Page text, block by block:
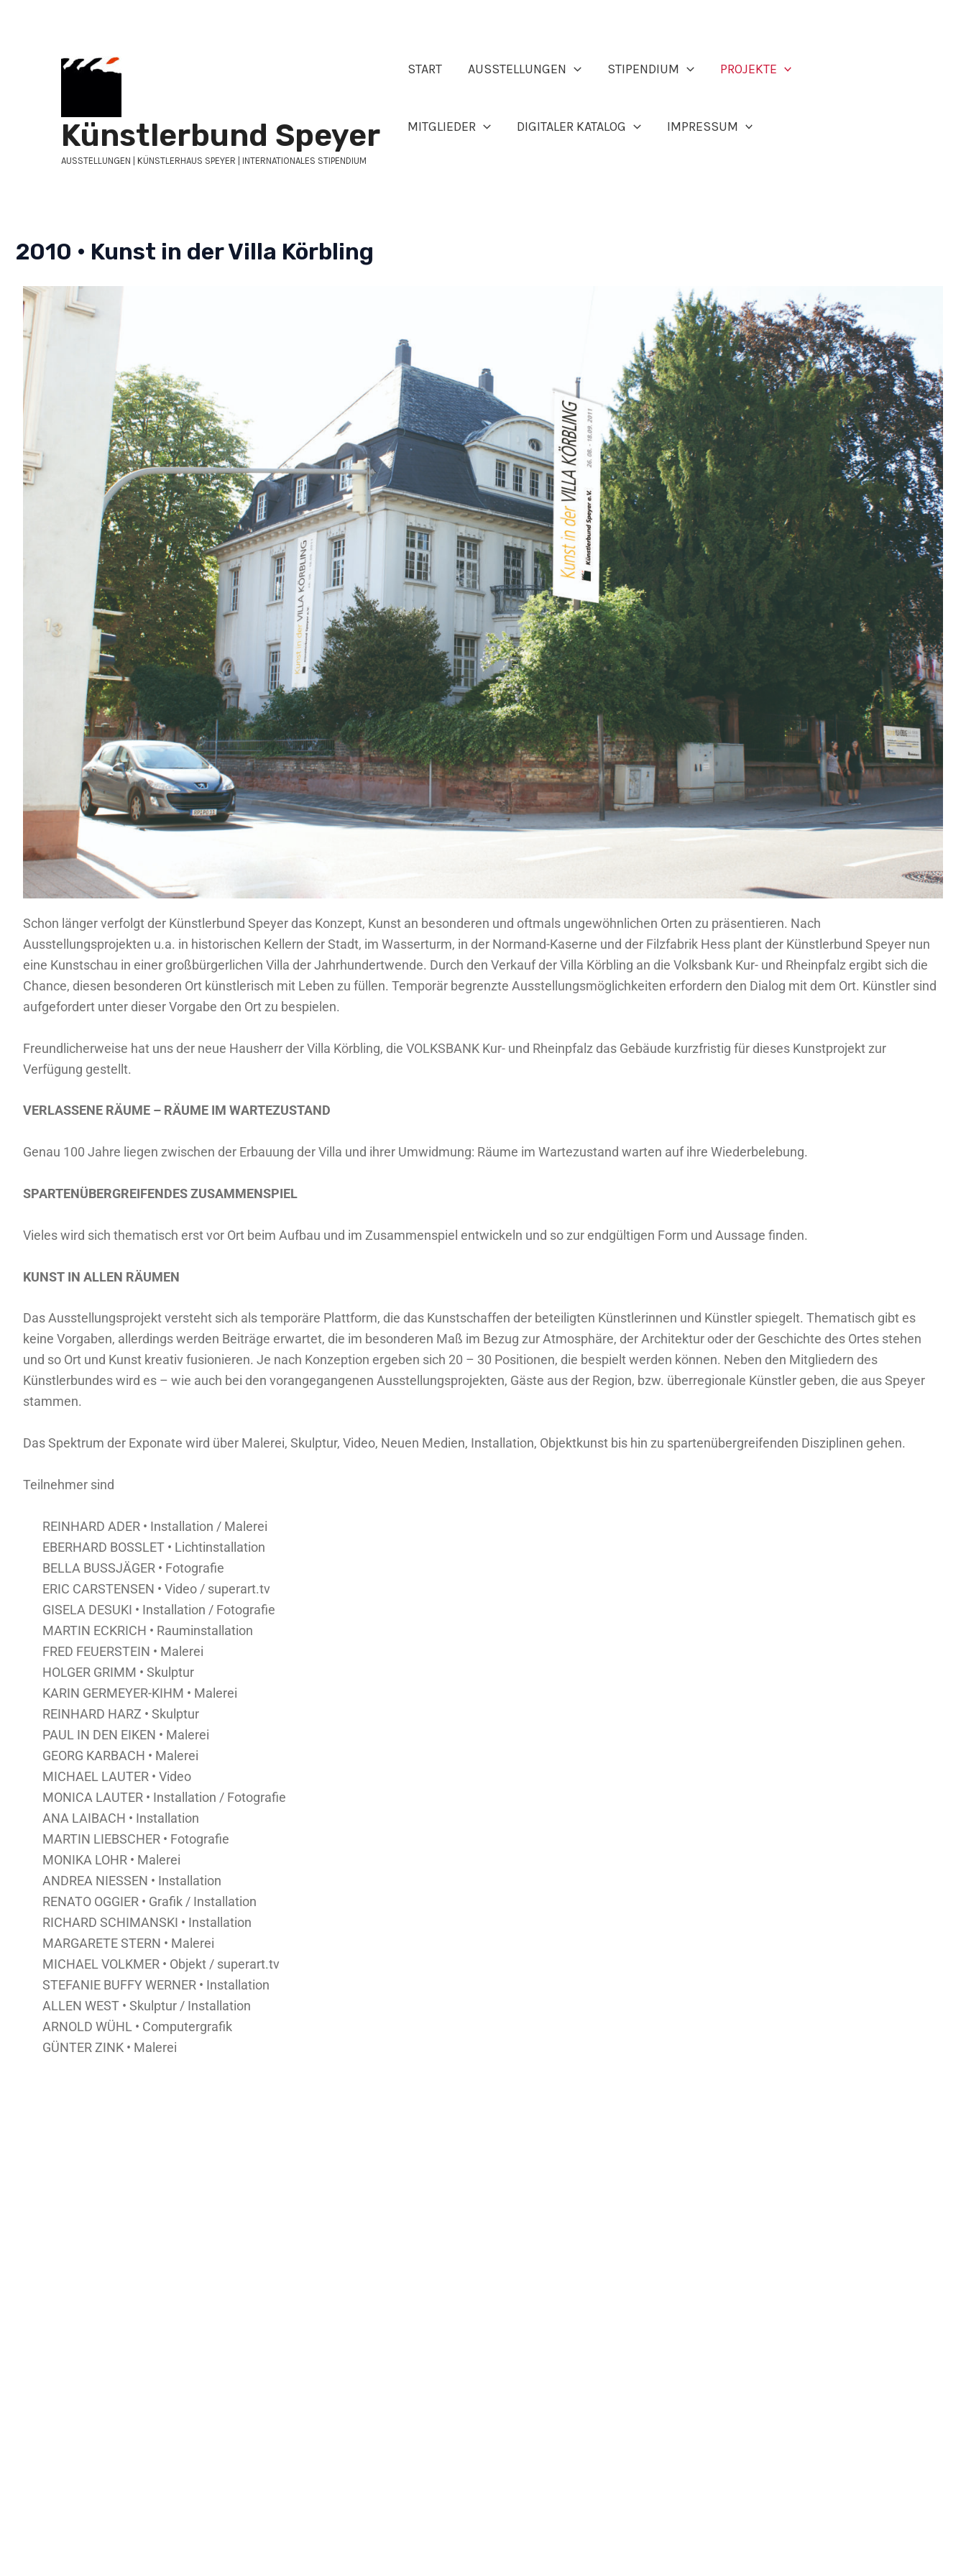
Künstlerbund Speyer
AUSSTELLUNGEN | KÜNSTLERHAUS SPEYER | INTERNATIONALES STIPENDIUM
START AUSSTELLUNGEN STIPENDIUM PROJEKTE
MITGLIEDER DIGITALER KATALOG IMPRESSUM
2010 • Kunst in der Villa Körbling
Schon längerverfolgt der Künstlerbund Speyer das Konzept, Kunst an besonderen und oftmals ungewöhnlichen Orten zu präsentieren. Nach
Ausstellungsprojekten u.a. in historischen Kellern der Stadt, im Wasserturm, in der Normand-Kaserne und der Filzfabrik Hess plant der Künstlerbund Speyer nun
eine Kunstschau in einer großbürgerlichen Villa der Jahrhundertwende. Durch den Verkauf der Villa Körbling an die Volksbank Kur- und Rheinpfalz ergibt sich die
Chance, diesen besonderen Ort künstlerisch mit Leben zu füllen. Temporär begrenzte Ausstellungsmöglichkeiten erfordern den Dialog mit dem Ort. Künstler sind
aufgefordert unter dieser Vorgabe den Ort zu bespielen.
Freundlicherweise hat uns der neue Hausherr der Villa Körbling, die VOLKSBANK Kur- und Rheinpfalz das Gebäude kurzfristig für dieses Kunstprojekt zur
Verfügung gestellt.
VERLASSENE RÄUME – RÄUME IM WARTEZUSTAND
Genau 100 Jahre liegen zwischen der Erbauung der Villa und ihrer Umwidmung: Räume im Wartezustand warten auf ihre Wiederbelebung.
SPARTENÜBERGREIFENDES ZUSAMMENSPIEL
Vieles wird sich thematisch erst vor Ort beim Aufbau und im Zusammenspiel entwickeln und so zur endgültigen Form und Aussage finden.
KUNST IN ALLEN RÄUMEN
Das Ausstellungsprojekt versteht sich als temporäre Plattform, die das Kunstschaffen der beteiligten Künstlerinnen und Künstler spiegelt. Thematisch gibt es
keine Vorgaben, allerdings werden Beiträge erwartet, die im besonderen Maß im Bezug zur Atmosphäre, der Architektur oder der Geschichte des Ortes stehen
und so Ort und Kunst kreativ fusionieren. Je nach Konzeption ergeben sich 20 – 30 Positionen, die bespielt werden können. Neben den Mitgliedern des
Künstlerbundes wird es – wie auch bei den vorangegangenen Ausstellungsprojekten, Gäste aus der Region, bzw. überregionale Künstler geben, die aus Speyer
stammen.
Das Spektrum der Exponate wird über Malerei, Skulptur, Video, Neuen Medien, Installation, Objektkunst bis hin zu spartenübergreifenden Disziplinen gehen.
Teilnehmer sind
REINHARD ADER • Installation / Malerei
EBERHARD BOSSLET • Lichtinstallation
BELLA BUSSJÄGER • Fotografie
ERIC CARSTENSEN • Video / superart.tv
GISELA DESUKI • Installation / Fotografie
MARTIN ECKRICH • Rauminstallation
FRED FEUERSTEIN • Malerei
HOLGER GRIMM • Skulptur
KARIN GERMEYER-KIHM • Malerei
REINHARD HARZ • Skulptur
PAUL IN DEN EIKEN • Malerei
GEORG KARBACH • Malerei
MICHAEL LAUTER • Video
MONICA LAUTER • Installation / Fotografie
ANA LAIBACH • Installation
MARTIN LIEBSCHER • Fotografie
MONIKA LOHR • Malerei
ANDREA NIESSEN • Installation
RENATO OGGIER • Grafik / Installation
RICHARD SCHIMANSKI • Installation
MARGARETE STERN • Malerei
MICHAEL VOLKMER • Objekt / superart.tv
STEFANIE BUFFY WERNER • Installation
ALLEN WEST • Skulptur / Installation
ARNOLD WÜHL • Computergrafik
GÜNTER ZINK • Malerei